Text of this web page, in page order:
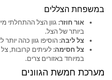
במשפחת הצללים
אור חוזר: גוון הצל ההתחלתי
ביותר של הצל.
צל ליבה: הוסיפו גוון כהה יותר
צל חסימה: לעיתים קרובות,
במיוחד באזורים צרים.
מערכת חמשת הגוונים